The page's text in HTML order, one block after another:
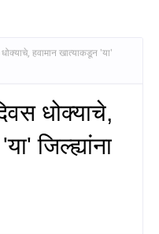
हवामान खात्याकडून 'या'
धोक्याचे,
जिल्ह्यांना